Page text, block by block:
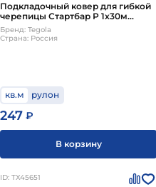
Подкладочный ковер для гибкой
черепицы Стартбар Р 1x30м
Tegola
Бренд: Tegola
Страна: Россия
кв.м рулон
247 ₽
В корзину
ID: ТХ45651